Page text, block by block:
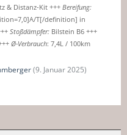
& Distanz-Kit +++ Bereifung:
T[/definition] in
Stoßdämpfer: Bilstein B6 +++
Ø-Verbrauch: 7,4L / 100km
(9. Januar 2025)